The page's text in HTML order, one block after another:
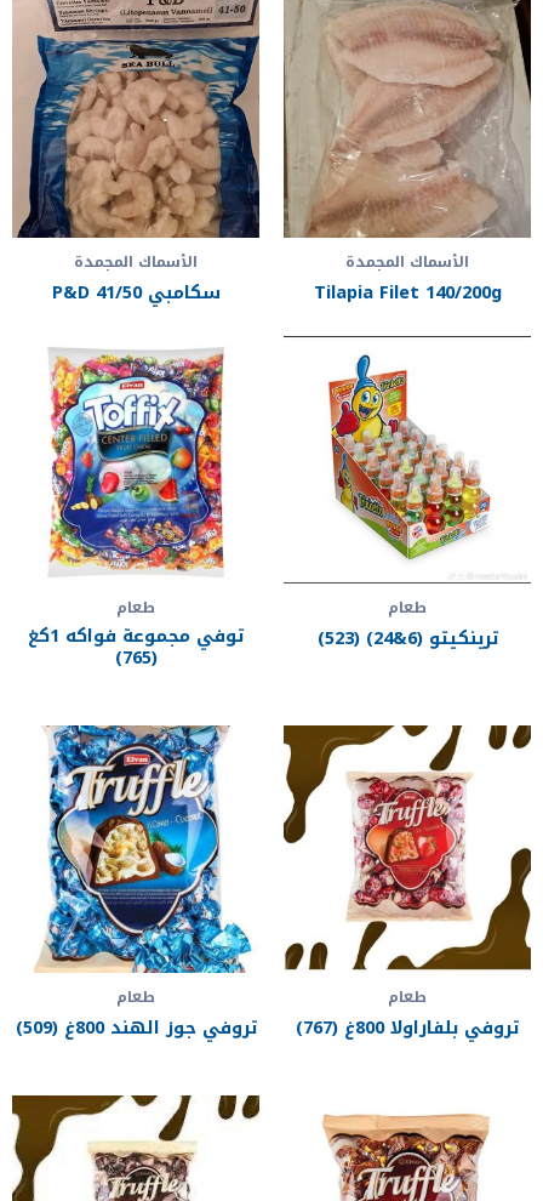
الأسماك المجمدة
Tilapia Filet 140/200g
الأسماك المجمدة
سكامبي 41/50 P&D
طعام
ترينكيتو (6&24) (523)
طعام
توفي مجموعة فواكه 1كغ
(765)
طعام
تروفي بلفاراولا 800غ (767)
طعام
تروفي جوز الهند 800غ (509)